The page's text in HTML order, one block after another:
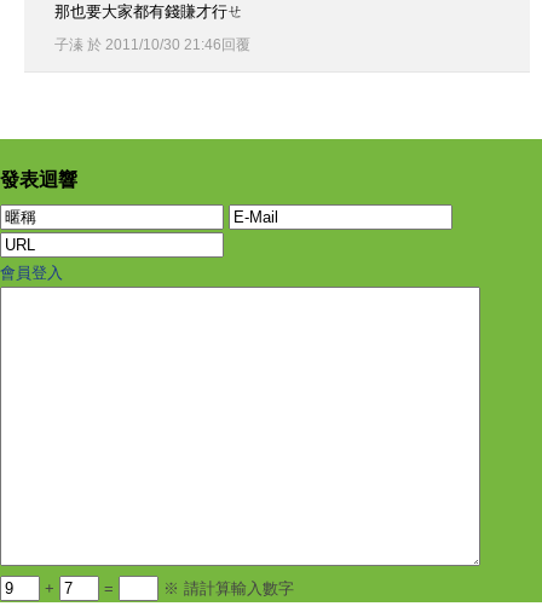
那也要大家都有錢賺才行ㄝ
子溱 於 2011 /10/30 21 :46回覆
發表迴響
會員登入
+ = ※ 請計算輸入數字